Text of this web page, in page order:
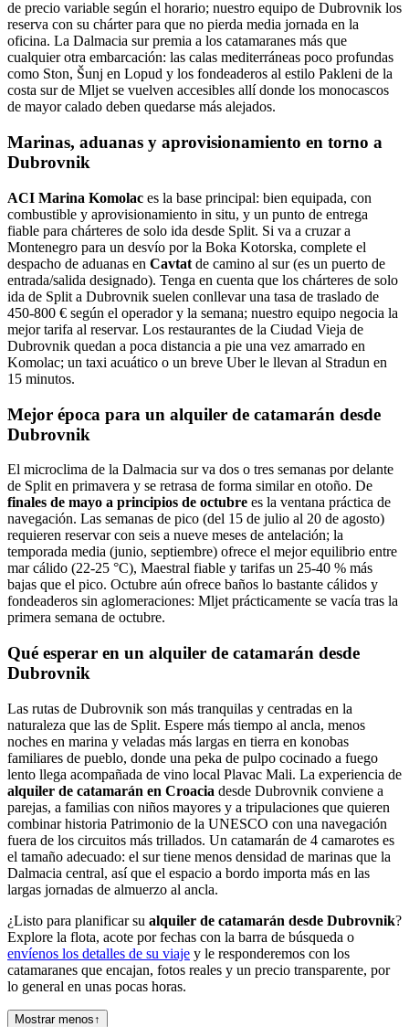
de precio variable según el horario; nuestro equipo de Dubrovnik los
reserva con su chárter para que no pierda media jornada en la
oficina. La Dalmacia sur premia a los catamaranes más que
cualquier otra embarcación: las calas mediterráneas poco profundas
como Ston, Šunj en Lopud y los fondeaderos al estilo Pakleni de la
costa sur de Mljet se vuelven accesibles allí donde los monocascos
de mayor calado deben quedarse más alejados.
Marinas, aduanas y aprovisionamiento en torno a
Dubrovnik
ACI Marina Komolac es la base principal: bien equipada, con
combustible y aprovisionamiento in situ, y un punto de entrega
fiable para chárteres de solo ida desde Split. Si va a cruzar a
Montenegro para un desvío por la Boka Kotorska, complete el
despacho de aduanas en Cavtat de camino al sur (es un puerto de
entrada/salida designado). Tenga en cuenta que los chárteres de solo
ida de Split a Dubrovnik suelen conllevar una tasa de traslado de
450-800 € según el operador y la semana; nuestro equipo negocia la
mejor tarifa al reservar. Los restaurantes de la Ciudad Vieja de
Dubrovnik quedan a poca distancia a pie una vez amarrado en
Komolac; un taxi acuático o un breve Uber le llevan al Stradun en
15 minutos.
Mejor época para un alquiler de catamarán desde
Dubrovnik
El microclima de la Dalmacia sur va dos o tres semanas por delante
de Split en primavera y se retrasa de forma similar en otoño. De
finales de mayo a principios de octubre es la ventana práctica de
navegación. Las semanas de pico (del 15 de julio al 20 de agosto)
requieren reservar con seis a nueve meses de antelación; la
temporada media (junio, septiembre) ofrece el mejor equilibrio entre
mar cálido (22-25 °C), Maestral fiable y tarifas un 25-40 % más
bajas que el pico. Octubre aún ofrece baños lo bastante cálidos y
fondeaderos sin aglomeraciones: Mljet prácticamente se vacía tras la
primera semana de octubre.
Qué esperar en un alquiler de catamarán desde
Dubrovnik
Las rutas de Dubrovnik son más tranquilas y centradas en la
naturaleza que las de Split. Espere más tiempo al ancla, menos
noches en marina y veladas más largas en tierra en konobas
familiares de pueblo, donde una peka de pulpo cocinado a fuego
lento llega acompañada de vino local Plavac Mali. La experiencia de
alquiler de catamarán en Croacia desde Dubrovnik conviene a
parejas, a familias con niños mayores y a tripulaciones que quieren
combinar historia Patrimonio de la UNESCO con una navegación
fuera de los circuitos más trillados. Un catamarán de 4 camarotes es
el tamaño adecuado: el sur tiene menos densidad de marinas que la
Dalmacia central, así que el espacio a bordo importa más en las
largas jornadas de almuerzo al ancla.
¿Listo para planificar su alquiler de catamarán desde Dubrovnik?
Explore la flota, acote por fechas con la barra de búsqueda o
envíenos los detalles de su viaje y le responderemos con los
catamaranes que encajan, fotos reales y un precio transparente, por
lo general en unas pocas horas.
Mostrar menos↑